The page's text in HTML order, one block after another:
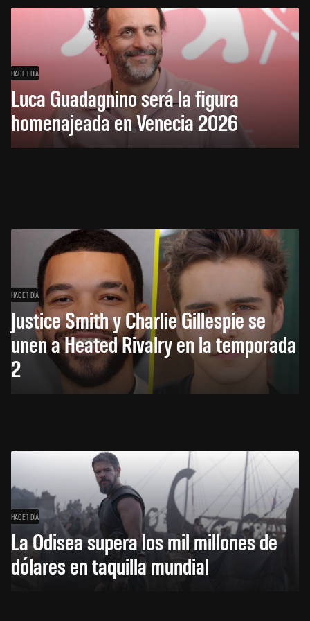
HACE 1 DÍA
Luca Guadagnino será la figura
homenajeada en Venecia 2026
HACE 1 DÍA
Justice Smith y Charlie Gillespie se
unen a Heated Rivalry en la temporada
2
HACE 1 DÍA
La Odisea supera los mil millones de
dólares en taquilla mundial